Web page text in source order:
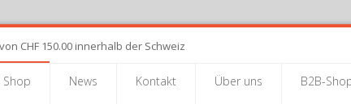
CHF 150.00 innerhalb der Schweiz
Shop News Kontakt Über uns B2B-